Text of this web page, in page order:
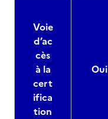
Voie
d’ac
cès
à la
cert
ifica
tion
Oui